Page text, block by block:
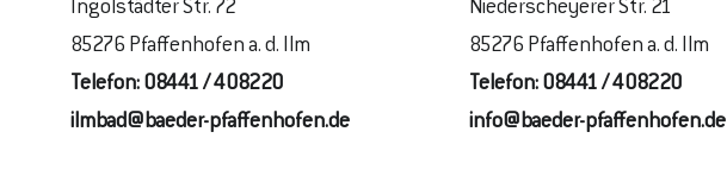
Ingolstädter Str. 72
85276 Pfaffenhofen a. d. Ilm
Telefon: 08441 / 408220
ilmbad@baeder-pfaffenhofen.de
Niederscheyerer Str. 21
85276 Pfaffenhofen a. d. Ilm
Telefon: 08441 / 408220
info@baeder-pfaffenhofen.de